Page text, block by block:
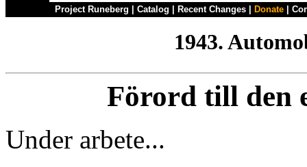
Project Runeberg Catalog Recent Changes Donate
1943.
Förord till den
Under arbete...